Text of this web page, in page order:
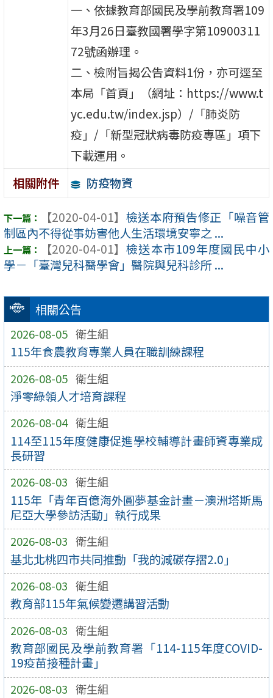
相關公告
2026-08-05 衛生組
115年食農教育專業人員在職訓練課程
2026-08-05 衛生組
淨零綠領人才培育課程
2026-08-04 衛生組
114至115年度健康促進學校輔導計畫師資專業成
長研習
2026-08-03 衛生組
115年「青年百億海外圓夢基金計畫－澳洲塔斯馬
尼亞大學參訪活動」執行成果
2026-08-03 衛生組
基北北桃四市共同推動「我的減碳存摺2.0」
2026-08-03 衛生組
教育部115年氣候變遷講習活動
2026-08-03 衛生組
教育部國民及學前教育署「114-115年度COVID-
19疫苗接種計畫」
2026-08-03 衛生組
一、依據教育部國民及學前教育署109
年3月26日臺教國署學字第10900311
72號函辦理。
二、檢附旨揭公告資料1份，亦可逕至
本局「首頁」（網址：https://www.t
yc.edu.tw/index.jsp）/「肺炎防
疫」/「新型冠狀病毒防疫專區」項下
下載運用。
相關附件
防疫物資
【2020-04-01】 檢送本府預告修正「噪音管
制區內不得從事妨害他人生活環境安寧之 ...
【2020-04-01】 檢送本市109年度國民中小
學－「臺灣兒科醫學會」醫院與兒科診所 ...